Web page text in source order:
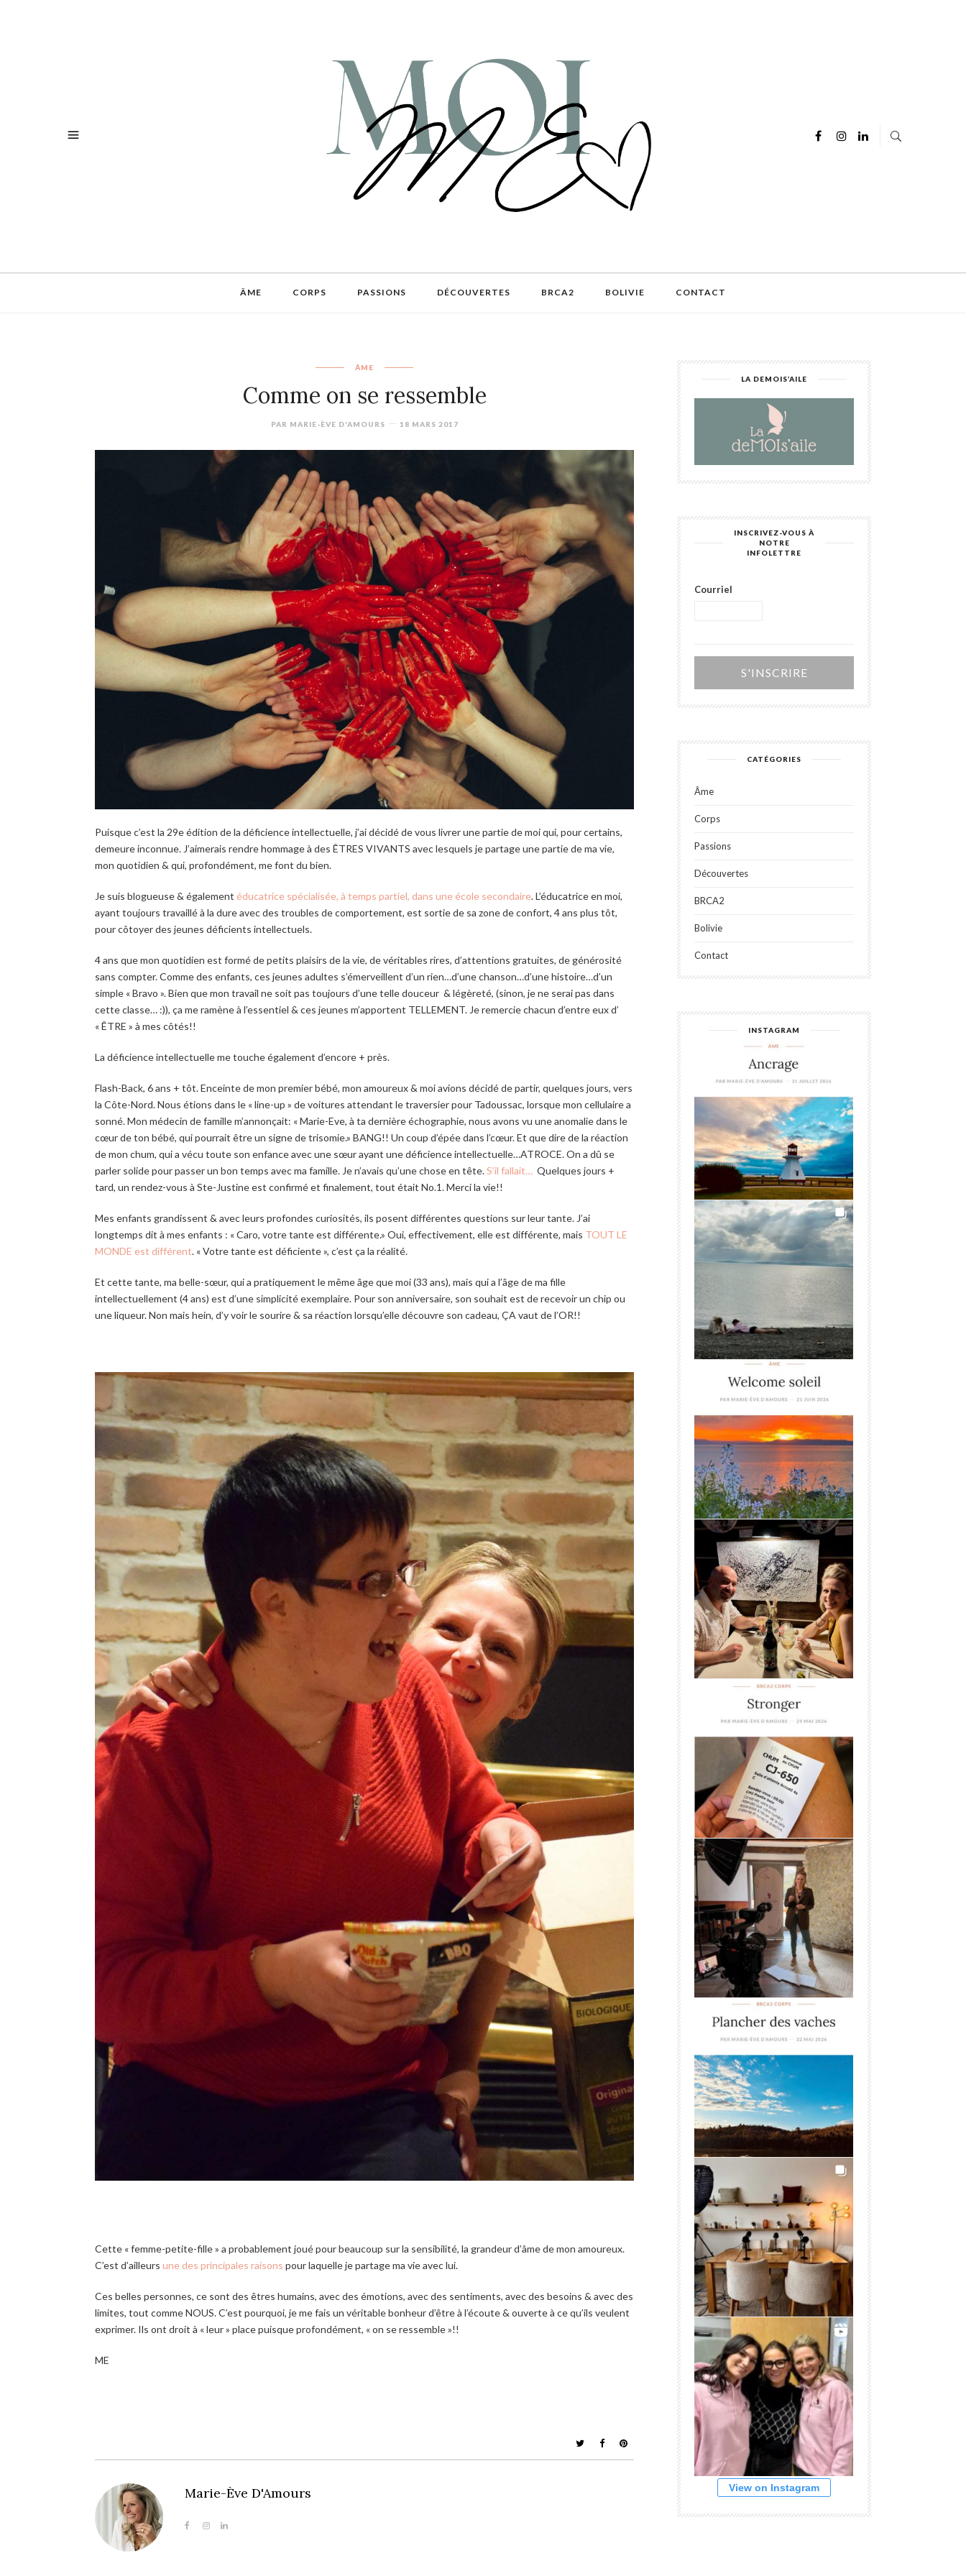
ÂME CORPS PASSIONS DÉCOUVERTES BRCA2 BOLIVIE CONTACT
ÂME
Comme on se ressemble
PAR MARIE-ÈVE D'AMOURS 18 MARS 2017
Puisque c’est la 29eédition de la déficience intellectuelle, j’ai décidé de vous livrer une partie de moi qui, pour certains,
demeure inconnue. J’aimerais rendre hommage à des ÊTRES VIVANTS avec lesquels je partage une partie de ma vie,
mon quotidien & qui, profondément, me font du bien.
Je suis blogueuse & également éducatrice spécialisée, à temps partiel, dans une école secondaire. L’éducatrice en moi,
ayant toujours travaillé à la dure avec des troubles de comportement, est sortie de sa zone de confort, 4 ans plus tôt,
pour côtoyer des jeunes déficients intellectuels.
4 ans que mon quotidien est formé de petits plaisirs de la vie, de véritables rires, d’attentions gratuites, de générosité
sans compter. Comme des enfants, ces jeunes adultes s’émerveillent d’un rien…d’une chanson…d’une histoire…d’un
simple « Bravo ». Bien que mon travail ne soit pas toujours d’une telle douceur & légèreté, (sinon, je ne serai pas dans
cette classe… :)), ça me ramène à l’essentiel & ces jeunes m’apportent TELLEMENT. Je remercie chacun d’entre eux d’
« ÊTRE » à mes côtés!!
La déficience intellectuelle me touche également d’encore + près.
Flash-Back, 6 ans + tôt. Enceinte de mon premier bébé, mon amoureux & moi avions décidé de partir, quelques jours, vers
la Côte-Nord. Nous étions dans le « line-up » de voitures attendant le traversier pour Tadoussac, lorsque mon cellulaire a
sonné. Mon médecin de famille m’annonçait: « Marie-Eve, à ta dernière échographie, nous avons vu une anomalie dans le
cœur de ton bébé, qui pourrait être un signe de trisomie.» BANG!! Un coup d’épée dans l’cœur. Et que dire de la réaction
de mon chum, qui a vécu toute son enfance avec une sœur ayant une déficience intellectuelle…ATROCE. On a dû se
parler solide pour passer un bon temps avec ma famille. Je n’avais qu’une chose en tête.S’il fallait… Quelques jours +
tard, un rendez-vous à Ste-Justine est confirmé et finalement, tout était No.1. Merci la vie!!
Mes enfants grandissent & avec leurs profondes curiosités, ils posent différentes questions sur leur tante. J’ai
longtemps dit à mes enfants : « Caro, votre tante est différente.» Oui, effectivement, elle est différente, mais TOUT LE
MONDE est différent. « Votre tante est déficiente », c’est ça la réalité.
Et cette tante, ma belle-sœur, qui a pratiquement le même âge que moi (33 ans), mais qui a l’âge de ma fille
intellectuellement (4 ans) est d’une simplicité exemplaire. Pour son anniversaire, son souhait est de recevoir un chip ou
une liqueur. Non mais hein, d’y voir le sourire & sa réaction lorsqu’elle découvre son cadeau, ÇA vaut de l’OR!!
Cette « femme-petite-fille » a probablement joué pour beaucoup sur la sensibilité, la grandeur d’âme de mon amoureux.
C’est d’ailleurs une des principales raisons pour laquelle je partage ma vie avec lui.
Ces belles personnes, ce sont des êtres humains, avec des émotions, avec des sentiments, avec des besoins & avec des
limites, tout comme NOUS. C’est pourquoi, je me fais un véritable bonheur d’être à l’écoute & ouverte à ce qu’ils veulent
exprimer. Ils ont droit à « leur » place puisque profondément, « on se ressemble »!!
ME
Marie-Ève D'Amours
LA DEMOIS’AILE
INSCRIVEZ-VOUS À
NOTRE
INFOLETTRE
Courriel
Alternative:
CATÉGORIES
Âme
Corps
Passions
Découvertes
BRCA2
Bolivie
Contact
INSTAGRAM
View on Instagram